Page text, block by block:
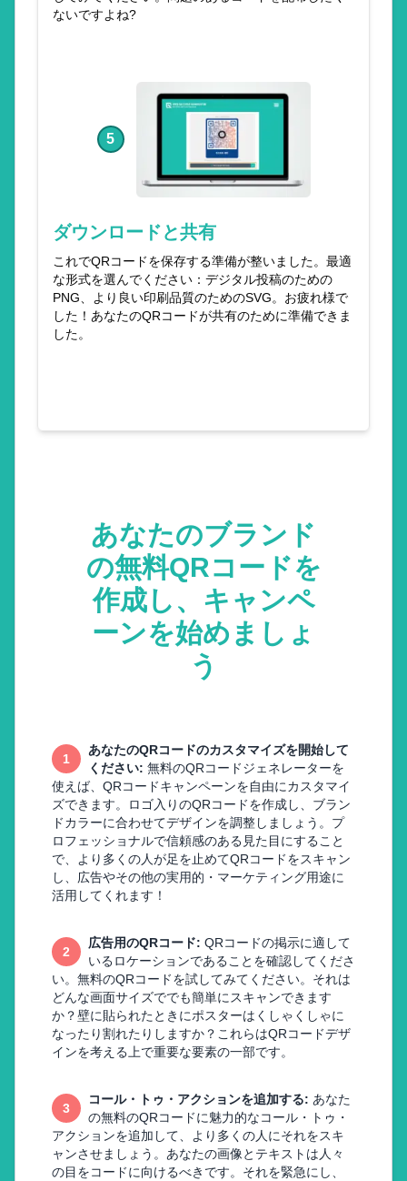
ないですよね?
5
ダウンロードと共有
これでQRコードを保存する準備が整いました。最適
な形式を選んでください：デジタル投稿のための
PNG、より良い印刷品質のためのSVG。お疲れ様で
した！あなたのQRコードが共有のために準備できま
した。
あなたのブランド
の無料QRコードを
作成し、キャンペ
ーンを始めましょ
う
1
あなたのQRコードのカスタマイズを開始して
ください: 無料のQRコードジェネレーターを
使えば、QRコードキャンペーンを自由にカスタマイ
ズできます。ロゴ入りのQRコードを作成し、ブラン
ドカラーに合わせてデザインを調整しましょう。プ
ロフェッショナルで信頼感のある見た目にすること
で、より多くの人が足を止めてQRコードをスキャン
し、広告やその他の実用的・マーケティング用途に
活用してくれます！
2
広告用のQRコード: QRコードの掲示に適して
いるロケーションであることを確認してくださ
い。無料のQRコードを試してみてください。それは
どんな画面サイズででも簡単にスキャンできます
か？壁に貼られたときにポスターはくしゃくしゃに
なったり割れたりしますか？これらはQRコードデザ
インを考える上で重要な要素の一部です。
3
コール・トゥ・アクションを追加する: あなた
の無料のQRコードに魅力的なコール・トゥ・
アクションを追加して、より多くの人にそれをスキ
ャンさせましょう。あなたの画像とテキストは人々
の目をコードに向けるべきです。それを緊急にし、